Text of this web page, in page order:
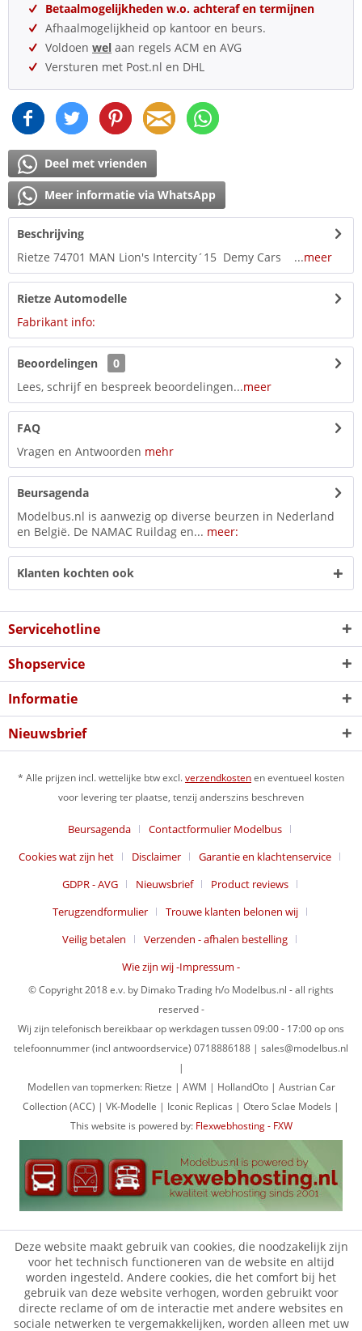
Betaalmogelijkheden w.o. achteraf en termijnen
Afhaalmogelijkheid op kantoor en beurs.
Voldoen wel aan regels ACM en AVG
Versturen met Post.nl en DHL
Deel met vrienden
Meer informatie via WhatsApp
Beschrijving
Rietze 74701 MAN Lion's Intercity´15 Demy Cars ...meer
Rietze Automodelle
Fabrikant info:
Beoordelingen
0
Lees, schrijf en bespreek beoordelingen...meer
FAQ
Vragen en Antwoorden mehr
Beursagenda
Modelbus.nl is aanwezig op diverse beurzen in Nederland
en België. De NAMAC Ruildag en... meer:
Klanten kochten ook
Servicehotline
Shopservice
Informatie
Nieuwsbrief
* Alle prijzen incl. wettelijke btw excl.verzendkostenen eventueel kosten
voor levering ter plaatse, tenzij anderszins beschreven
Beursagenda
Contactformulier Modelbus
Cookies wat zijn het
Disclaimer
Garantie en klachtenservice
GDPR - AVG
Nieuwsbrief
Product reviews
Terugzendformulier
Trouwe klanten belonen wij
Veilig betalen
Verzenden - afhalen bestelling
Wie zijn wij -Impressum -
© Copyright 2018 e.v. by Dimako Trading h/o Modelbus.nl - all rights
reserved -
Wij zijn telefonisch bereikbaar op werkdagen tussen 09:00 - 17:00 op ons
telefoonnummer (incl antwoordservice) 0718886188 | sales@modelbus.nl
|
Modellen van topmerken: Rietze | AWM | HollandOto | Austrian Car
Collection (ACC) | VK-Modelle | Iconic Replicas | Otero Sclae Models |
This website is powered by: Flexwebhosting - FXW
Deze website maakt gebruik van cookies, die noodzakelijk zijn
voor het technisch functioneren van de website en altijd
worden ingesteld. Andere cookies, die het comfort bij het
gebruik van deze website verhogen, worden gebruikt voor
directe reclame of om de interactie met andere websites en
sociale netwerken te vergemakkelijken, worden alleen met uw